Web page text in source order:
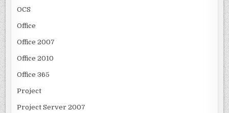
OCS
Office
Office 2007
Office 2010
Office 365
Project
Project Server 2007